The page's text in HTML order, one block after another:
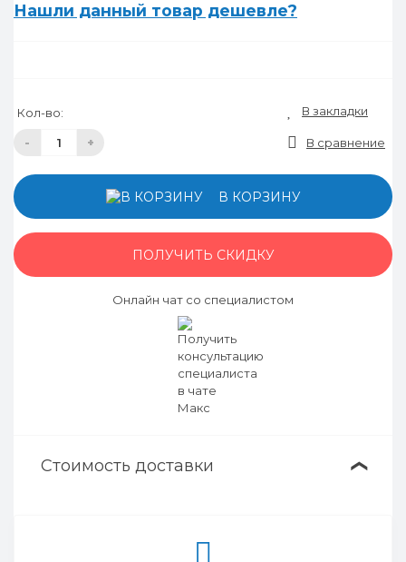
Нашли данный товар дешевле?
Кол-во:
- +
В закладки
В сравнение
В КОРЗИНУ
ПОЛУЧИТЬ СКИДКУ
Онлайн чат со специалистом
Стоимость доставки ❯